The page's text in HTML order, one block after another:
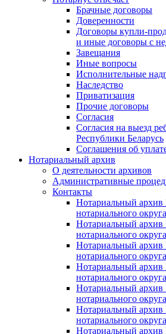
Брачные договоры
Доверенности
Договоры купли-
и иные договоры с
Завещания
Иные вопросы
Исполнительные
Наследство
Приватизация
Прочие договоры
Согласия
Согласия на выезд
Республики Беларусь
Соглашения об
Нотариальный архив
О деятельности архивов
Административные
Контакты
Нотариальный архив
нотариального округа
Нотариальный архив
нотариального округа
Нотариальный архив
нотариального округа
Нотариальный архив
нотариального округа
Нотариальный архив
нотариального округа
Нотариальный архив
нотариального округа
Нотариальный архив